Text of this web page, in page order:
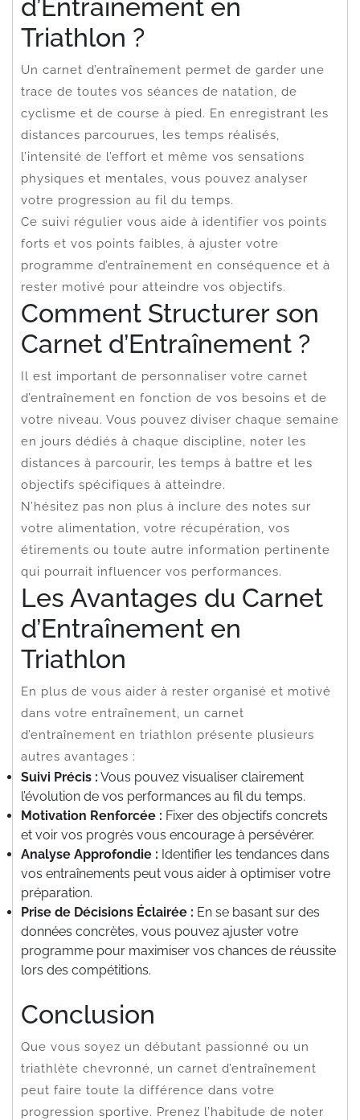
d’Entraînement en
Triathlon ?
Un carnet d’entraînement permet de garder une
trace de toutes vos séances de natation, de
cyclisme et de course à pied. En enregistrant les
distances parcourues, les temps réalisés,
l’intensité de l’effort et même vos sensations
physiques et mentales, vous pouvez analyser
votre progression au fil du temps.
Ce suivi régulier vous aide à identifier vos points
forts et vos points faibles, à ajuster votre
programme d’entraînement en conséquence et à
rester motivé pour atteindre vos objectifs.
Comment Structurer son
Carnet d’Entraînement ?
Il est important de personnaliser votre carnet
d’entraînement en fonction de vos besoins et de
votre niveau. Vous pouvez diviser chaque semaine
en jours dédiés à chaque discipline, noter les
distances à parcourir, les temps à battre et les
objectifs spécifiques à atteindre.
N’hésitez pas non plus à inclure des notes sur
votre alimentation, votre récupération, vos
étirements ou toute autre information pertinente
qui pourrait influencer vos performances.
Les Avantages du Carnet
d’Entraînement en
Triathlon
En plus de vous aider à rester organisé et motivé
dans votre entraînement, un carnet
d’entraînement en triathlon présente plusieurs
autres avantages :
Suivi Précis : Vous pouvez visualiser clairement
l’évolution de vos performances au fil du temps.
Motivation Renforcée : Fixer des objectifs concrets
et voir vos progrès vous encourage à persévérer.
Analyse Approfondie : Identifier les tendances dans
vos entraînements peut vous aider à optimiser votre
préparation.
Prise de Décisions Éclairée : En se basant sur des
données concrètes, vous pouvez ajuster votre
programme pour maximiser vos chances de réussite
lors des compétitions.
Conclusion
Que vous soyez un débutant passionné ou un
triathlète chevronné, un carnet d’entraînement
peut faire toute la différence dans votre
progression sportive. Prenez l’habitude de noter